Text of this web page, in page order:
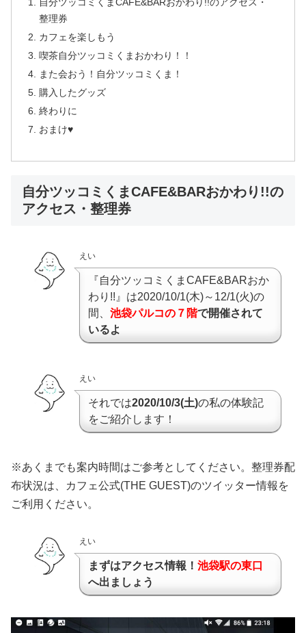
自分ツッコミくまCAFE&BARおかわり!!のアクセス・
整理券
カフェを楽しもう
喫茶自分ツッコミくまおかわり！！
また会おう！自分ツッコミくま！
購入したグッズ
終わりに
おまけ♥
自分ツッコミくまCAFE&BARおかわり!!の
アクセス・整理券
えい
『自分ツッコミくまCAFE&BARおか
わり!!』は2020/10/1(木)～12/1(火)の
間、 池袋パルコの７階で開催されて
いるよ
えい
それでは2020/10/3(土)の私の体験記
をご紹介します！
※あくまでも案内時間はご参考としてください。整理券配
布状況は、カフェ公式(THE GUEST)のツイッター情報を
ご利用ください。
えい
まずはアクセス情報！ 池袋駅の東口
へ出ましょ う